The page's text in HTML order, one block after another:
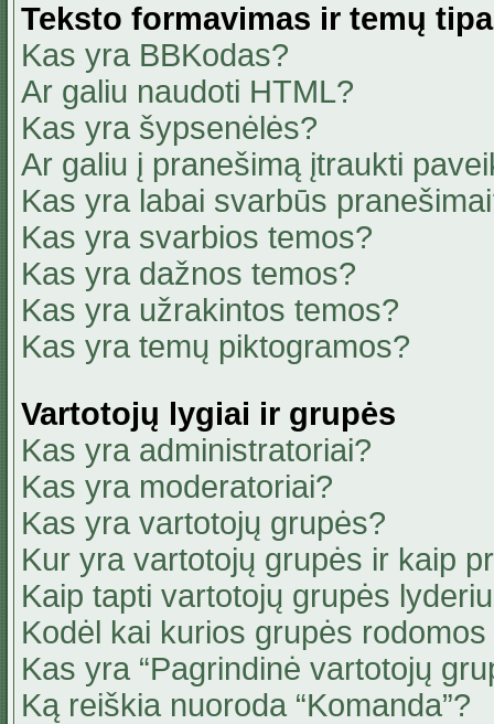
Teksto formavimas ir temų
Kas yra BBKodas?
Ar galiu naudoti HTML?
Kas yra šypsenėlės?
Ar galiu į pranešimą įtraukti
Kas yra labai svarbūs
Kas yra svarbios temos?
Kas yra dažnos temos?
Kas yra užrakintos temos?
Kas yra temų piktogramos?
Vartotojų lygiai ir grupės
Kas yra administratoriai?
Kas yra moderatoriai?
Kas yra vartotojų grupės?
Kur yra vartotojų grupės ir kaip
Kaip tapti vartotojų grupės
Kodėl kai kurios grupės
Kas yra “Pagrindinė vartotojų
Ką reiškia nuoroda “Komanda”?